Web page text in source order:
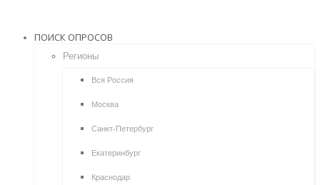
ПОИСК ОПРОСОВ
Регионы
Вся Россия
Москва
Санкт-Петербург
Екатеринбург
Краснодар